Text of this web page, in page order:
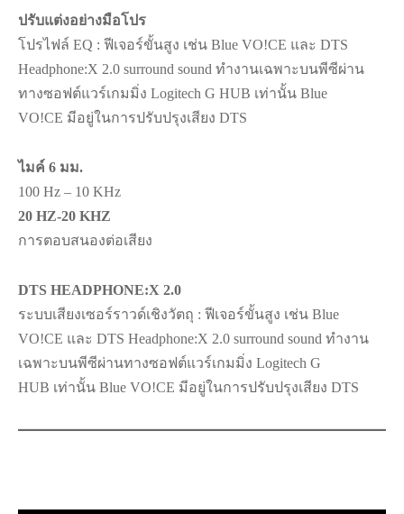
ปรับแต่งอย่างมือโปร
โปรไฟล์ EQ : ฟีเจอร์ขั้นสูง เช่น Blue VO!CE และ DTS
Headphone:X 2.0 surround sound ทำงานเฉพาะบนพีซีผ่าน
ทางซอฟต์แวร์เกมมิ่ง Logitech G HUB เท่านั้น Blue
VO!CE มีอยู่ในการปรับปรุงเสียง DTS
ไมค์ 6 มม.
100 Hz – 10 KHz
20 HZ-20 KHZ
การตอบสนองต่อเสียง
DTS HEADPHONE:X 2.0
ระบบเสียงเซอร์ราวด์เชิงวัตถุ : ฟีเจอร์ขั้นสูง เช่น Blue
VO!CE และ DTS Headphone:X 2.0 surround sound ทำงาน
เฉพาะบนพีซีผ่านทางซอฟต์แวร์เกมมิ่ง Logitech G
HUB เท่านั้น Blue VO!CE มีอยู่ในการปรับปรุงเสียง DTS